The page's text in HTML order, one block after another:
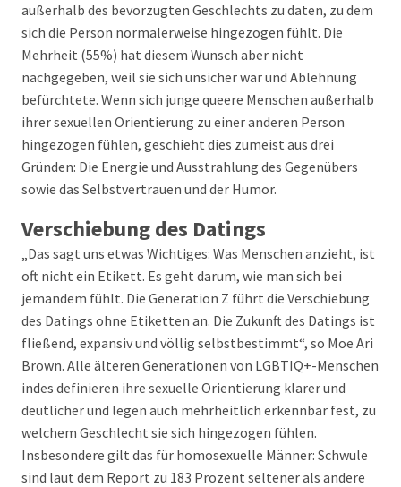
außerhalb des bevorzugten Geschlechts zu daten, zu dem
sich die Person normalerweise hingezogen fühlt. Die
Mehrheit (55%) hat diesem Wunsch aber nicht
nachgegeben, weil sie sich unsicher war und Ablehnung
befürchtete. Wenn sich junge queere Menschen außerhalb
ihrer sexuellen Orientierung zu einer anderen Person
hingezogen fühlen, geschieht dies zumeist aus drei
Gründen: Die Energie und Ausstrahlung des Gegenübers
sowie das Selbstvertrauen und der Humor.
Verschiebung des Datings
„Das sagt uns etwas Wichtiges: Was Menschen anzieht, ist
oft nicht ein Etikett. Es geht darum, wie man sich bei
jemandem fühlt. Die Generation Z führt die Verschiebung
des Datings ohne Etiketten an. Die Zukunft des Datings ist
fließend, expansiv und völlig selbstbestimmt“, so Moe Ari
Brown. Alle älteren Generationen von LGBTIQ+-Menschen
indes definieren ihre sexuelle Orientierung klarer und
deutlicher und legen auch mehrheitlich erkennbar fest, zu
welchem Geschlecht sie sich hingezogen fühlen.
Insbesondere gilt das für homosexuelle Männer: Schwule
sind laut dem Report zu 183 Prozent seltener als andere